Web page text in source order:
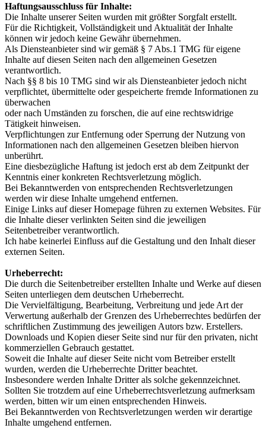
Haftungsausschluss für Inhalte:
Die Inhalte unserer Seiten wurden mit größter Sorgfalt erstellt.
Für die Richtigkeit, Vollständigkeit und Aktualität der Inhalte
können wir jedoch keine Gewähr übernehmen.
Als Diensteanbieter sind wir gemäß § 7 Abs.1 TMG für eigene
Inhalte auf diesen Seiten nach den allgemeinen Gesetzen
verantwortlich.
Nach §§ 8 bis 10 TMG sind wir als Diensteanbieter jedoch nicht
verpflichtet, übermittelte oder gespeicherte fremde Informationen zu
überwachen
oder nach Umständen zu forschen, die auf eine rechtswidrige
Tätigkeit hinweisen.
Verpflichtungen zur Entfernung oder Sperrung der Nutzung von
Informationen nach den allgemeinen Gesetzen bleiben hiervon
unberührt.
Eine diesbezügliche Haftung ist jedoch erst ab dem Zeitpunkt der
Kenntnis einer konkreten Rechtsverletzung möglich.
Bei Bekanntwerden von entsprechenden Rechtsverletzungen
werden wir diese Inhalte umgehend entfernen.
Einige Links auf dieser Homepage führen zu externen Websites. Für
die Inhalte dieser verlinkten Seiten sind die jeweiligen
Seitenbetreiber verantwortlich.
Ich habe keinerlei Einfluss auf die Gestaltung und den Inhalt dieser
externen Seiten.
Urheberrecht:
Die durch die Seitenbetreiber erstellten Inhalte und Werke auf diesen
Seiten unterliegen dem deutschen Urheberrecht.
Die Vervielfältigung, Bearbeitung, Verbreitung und jede Art der
Verwertung außerhalb der Grenzen des Urheberrechtes bedürfen der
schriftlichen Zustimmung des jeweiligen Autors bzw. Erstellers.
Downloads und Kopien dieser Seite sind nur für den privaten, nicht
kommerziellen Gebrauch gestattet.
Soweit die Inhalte auf dieser Seite nicht vom Betreiber erstellt
wurden, werden die Urheberrechte Dritter beachtet.
Insbesondere werden Inhalte Dritter als solche gekennzeichnet.
Sollten Sie trotzdem auf eine Urheberrechtsverletzung aufmerksam
werden, bitten wir um einen entsprechenden Hinweis.
Bei Bekanntwerden von Rechtsverletzungen werden wir derartige
Inhalte umgehend entfernen.